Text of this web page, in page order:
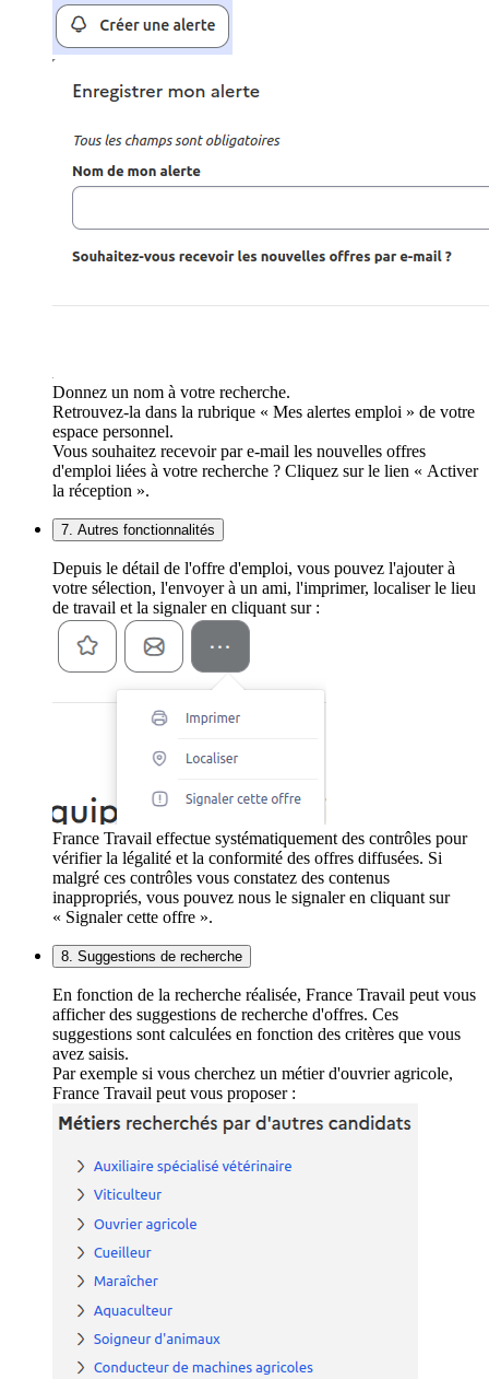
Donnez un nom à votre recherche.
Retrouvez-la dans la rubrique « Mes alertes emploi » de votre
espace personnel.
Vous souhaitez recevoir par e-mail les nouvelles offres
d'emploi liées à votre recherche ? Cliquez sur le lien « Activer
la réception ».
7. Autres fonctionnalités
Depuis le détail de l'offre d'emploi, vous pouvez l'ajouter à
votre sélection, l'envoyer à un ami, l'imprimer, localiser le lieu
de travail et la signaler en cliquant sur :
France Travail effectue systématiquement des contrôles pour
vérifier la légalité et la conformité des offres diffusées. Si
malgré ces contrôles vous constatez des contenus
inappropriés, vous pouvez nous le signaler en cliquant sur
« Signaler cette offre ».
8. Suggestions de recherche
En fonction de la recherche réalisée, France Travail peut vous
afficher des suggestions de recherche d'offres. Ces
suggestions sont calculées en fonction des critères que vous
avez saisis.
Par exemple si vous cherchez un métier d'ouvrier agricole,
France Travail peut vous proposer :